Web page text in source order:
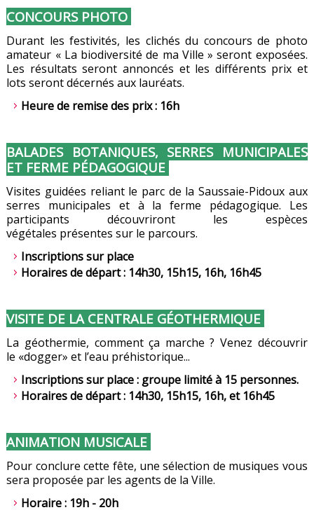
CONCOURS PHOTO
Durant les festivités, les clichés du concours de photo
amateur « La biodiversité de ma Ville » seront exposées.
Les résultats seront annoncés et les différents prix et
lots seront décernés aux lauréats.
Heure de remise des prix : 16h
BALADES BOTANIQUES, SERRES MUNICIPALES
ET FERME PÉDAGOGIQUE
Visites guidées reliant le parc de la Saussaie-Pidoux aux
serres municipales et à la ferme pédagogique. Les
participants découvriront les espèces
végétales présentes sur le parcours.
Inscriptions sur place
Horaires de départ : 14h30, 15h15, 16h, 16h45
VISITE DE LA CENTRALE GÉOTHERMIQUE
La géothermie, comment ça marche ? Venez découvrir
le «dogger» et l’eau préhistorique...
Inscriptions sur place : groupe limité à 15 personnes.
Horaires de départ : 14h30, 15h15, 16h, et 16h45
ANIMATION MUSICALE
Pour conclure cette fête, une sélection de musiques vous
sera proposée par les agents de la Ville.
Horaire : 19h - 20h